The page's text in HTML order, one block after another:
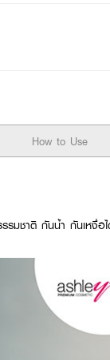
How to Use
รมชาติ กันน้ำ กันเหงื่อ